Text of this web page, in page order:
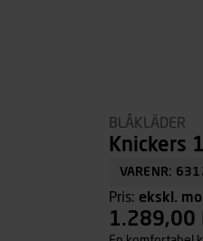
BLÅKLÄDER
Knickers
VARENR:
Pris: ekskl.
1.289,00